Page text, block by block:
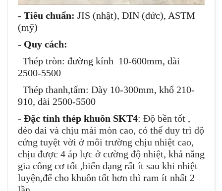
- Tiêu chuẩn: JIS (nhật), DIN (đức), ASTM
(mỹ)
- Quy cách:
Thép tròn: đường kính 10-600mm, dài
2500-5500
Thép thanh,tấm: Dày 10-300mm, khổ 210-
910, dài 2500-5500
- Đặc tính thép khuôn SKT4: Độ bền tốt ,
dẻo dai và chịu mài mòn cao, có thể duy trì độ
cứng tuyệt vời ở môi trường chịu nhiệt cao,
chịu được 4 áp lực ở cường độ nhiệt, khả năng
gia công cơ tốt ,biến dạng rất ít sau khi nhiệt
luyện,để cho khuôn tốt hơn thì ram ít nhất 2